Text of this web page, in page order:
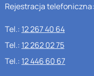
Rejestracja telefoniczna:
Tel.: 12 267 40 64
Tel.: 12 262 02 75
Tel.: 12 446 60 67